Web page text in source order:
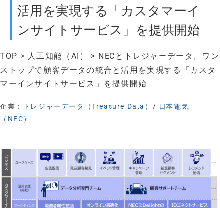
活用を実現する「カスタマーイ
ンサイトサービス」を提供開始
TOP > 人工知能（AI）
> NECとトレジャーデータ、ワン
ストップで顧客データの統合と活用を実現する「カスタ
マーインサイトサービス」を提供開始
企業： トレジャーデータ（Treasure Data） / 日本電気
（NEC）